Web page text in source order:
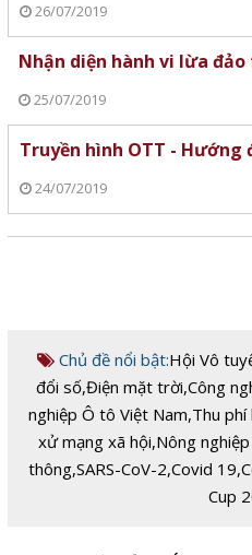
26/07/2019
Nhận diện hành vi lừa
25/07/2019
Truyền hình OTT - Hướng
24/07/2019
Chủ đề nổi bật:Hội Vô
đổi số,Điện mặt trời,Công
nghiệp Ô tô Việt Nam,Thu
xử mạng xã hội,Nông
thông,SARS-CoV-2,Covid 19,
Cup